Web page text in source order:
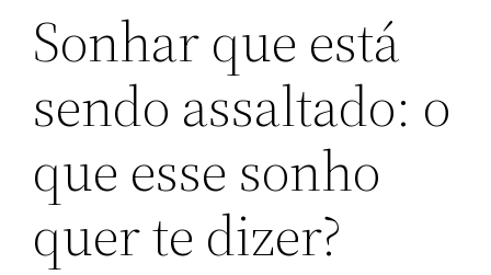
Sonhar que está
sendo assaltado: o
que esse sonho
quer te dizer?